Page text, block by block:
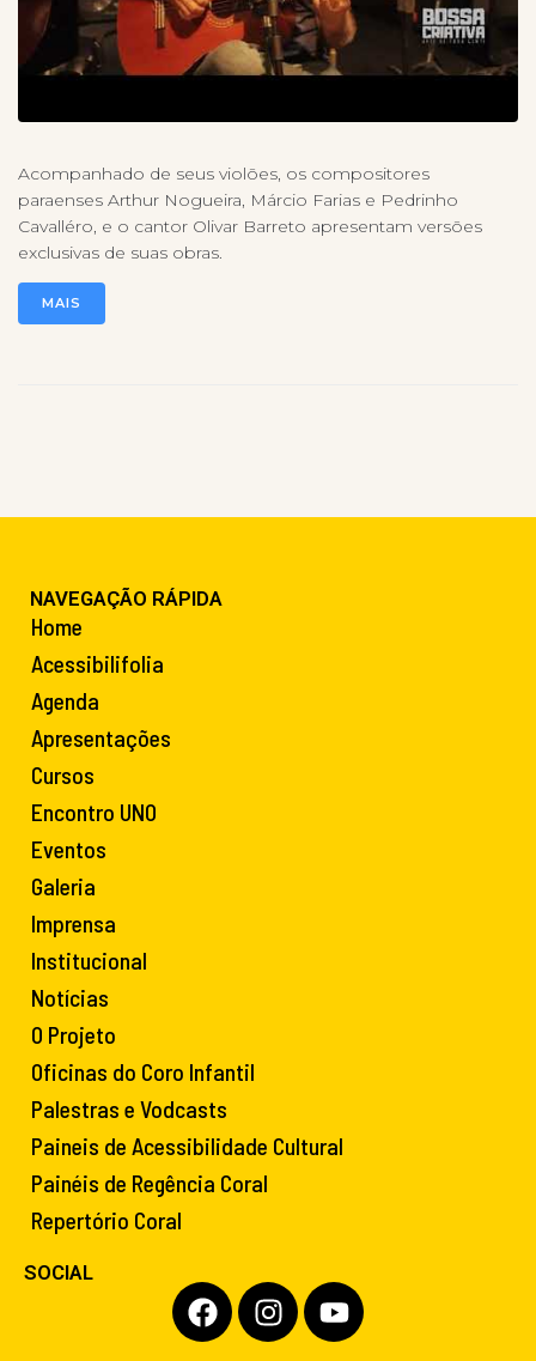
Acompanhado de seus violões, os compositores
paraenses Arthur Nogueira, Márcio Farias e Pedrinho
Cavalléro, e o cantor Olivar Barreto apresentam versões
exclusivas de suas obras.
MAIS
NAVEGAÇÃO RÁPIDA
Home
Acessibilifolia
Agenda
Apresentações
Cursos
Encontro UNO
Eventos
Galeria
Imprensa
Institucional
Notícias
O Projeto
Oficinas do Coro Infantil
Palestras e Vodcasts
Paineis de Acessibilidade Cultural
Painéis de Regência Coral
Repertório Coral
SOCIAL